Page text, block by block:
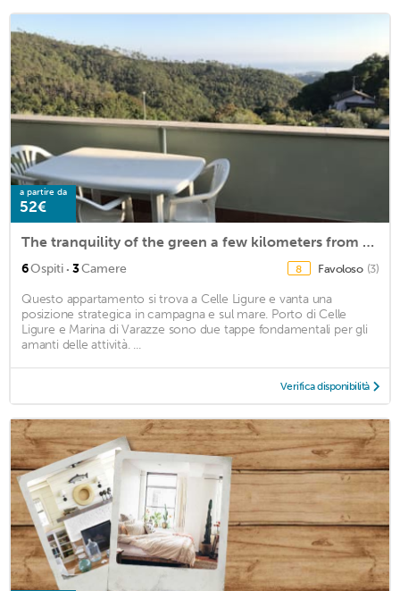
a partire da
52€
The tranquility of the green a few kilometers from the beach
6Ospiti · 3Camere 8 Favoloso (3)
Questo appartamento si trova a Celle Ligure e vanta una
posizione strategica in campagna e sul mare. Porto di Celle
Ligure e Marina di Varazze sono due tappe fondamentali per gli
amanti delle attività. ...
Verifica disponibilità